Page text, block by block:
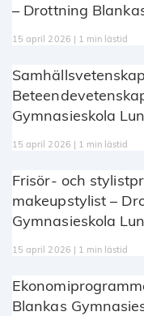
– Drottning
15 april 2026 | 1 min lästid
Gymnasieskola
15 april 2026 | 1 min lästid
Frisör- och
makeupstylist –
Gymnasieskola
15 april 2026 | 1 min lästid
Blankas